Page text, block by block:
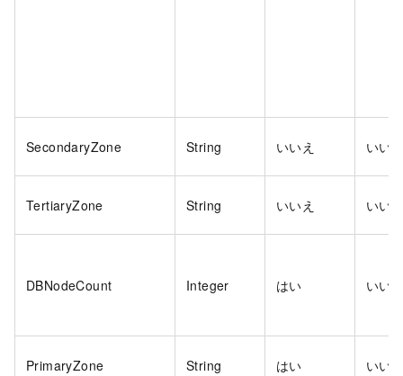
SecondaryZone String いいえ いい
TertiaryZone String いいえ いい
DBNodeCount Integer はい いい
PrimaryZone String はい いい